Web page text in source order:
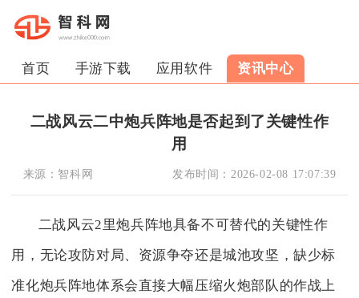
首页 手游下载 应用软件 资讯中心
二战风云二中炮兵阵地是否起到了关键性作
用
来源： 智科网 发布时间： 2026-02-08 17:07:39
二战风云2里炮兵阵地具备不可替代的关键性作
用，无论攻防对局、资源争夺还是城池攻坚，缺少标
准化炮兵阵地体系会直接大幅压缩火炮部队的作战上